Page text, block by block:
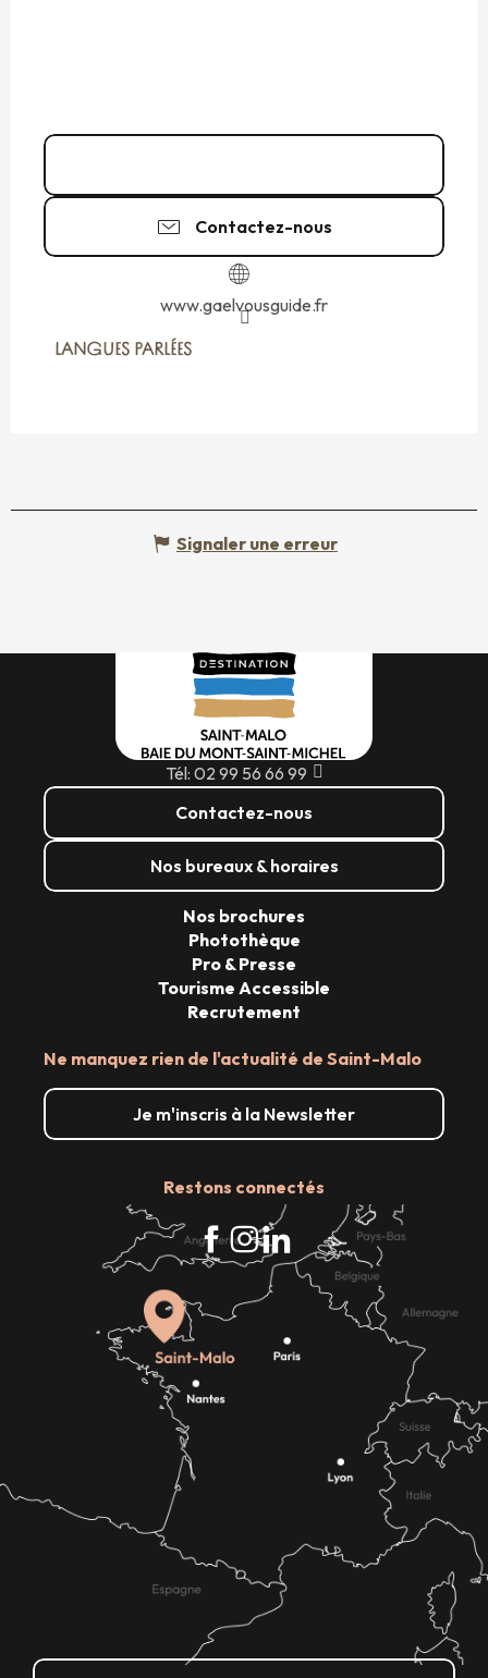
Contactez-nous
www.gaelvousguide.fr
LANGUES PARLÉES
LANGUES PARLÉES
Signaler une erreur
Tél: 02 99 56 66 99
Contactez-nous
Nos bureaux & horaires
Ne manquez rien de l'actualité de Saint-Malo
Je m'inscris à la Newsletter
Restons connectés
Nos brochures
Photothèque
Pro & Presse
Tourisme Accessible
Recrutement